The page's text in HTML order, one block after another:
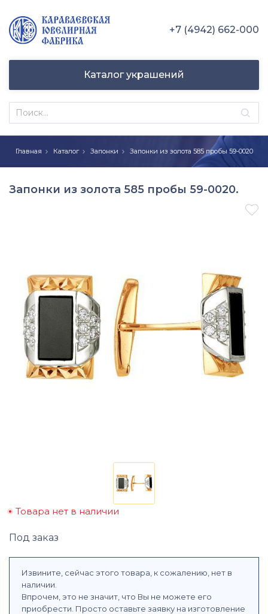
+7 (4942) 662-000
Каталог украшений
Главная Каталог Запонки Запонки из золота 585 пробы 59-0020
Запонки из золота 585 пробы 59-0020.

Товара нет в наличии
Под заказ
Извините, сейчас этого товара, к сожалению, нет в
наличии.
Впрочем, это не значит, что Вы не можете его
приобрести. Просто оставьте заявку на изготовление